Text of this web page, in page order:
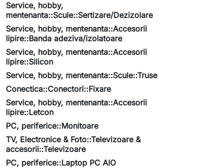
Service, hobby,
mentenanta::Scule::Sertizare/Dezizolare
Service, hobby, mentenanta::Accesorii
lipire::Banda adeziva/izolatoare
Service, hobby, mentenanta::Accesorii
lipire::Silicon
Service, hobby, mentenanta::Scule::Truse
Conectica::Conectori::Fixare
Service, hobby, mentenanta::Accesorii
lipire::Letcon
PC, periferice::Monitoare
TV, Electronice & Foto::Televizoare &
accesorii::Televizoare
PC, periferice::Laptop PC AIO